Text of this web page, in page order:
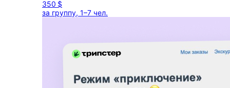
350 $
за группу, 1–7 чел.